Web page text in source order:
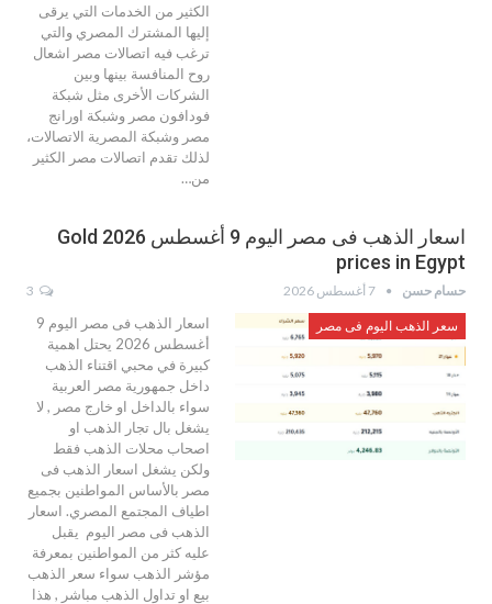
الكثير من الخدمات التي يرقى
إليها المشترك المصري والتي
ترغب فيه اتصالات مصر اشعال
روح المنافسة بينها وبين
الشركات الأخرى مثل شبكة
فودافون مصر وشبكة اورانج
مصر وشبكة المصرية الاتصالات،
لذلك تقدم اتصالات مصر الكثير
من…
اسعار الذهب فى مصر اليوم 9 أغسطس 2026 Gold
prices in Egypt
حسام حسن 7 أغسطس 2026
سعر الذهب اليوم فى مصر
اسعار الذهب فى مصر اليوم 9
أغسطس 2026 يحتل اهمية
كبيرة في محبي اقتناء الذهب
داخل جمهورية مصر العربية
سواء بالداخل او خارج مصر , لا
يشغل بال تجار الذهب او
اصحاب محلات الذهب فقط
ولكن يشغل اسعار الذهب فى
مصر بالأساس المواطنين بجميع
اطياف المجتمع المصري. اسعار
الذهب فى مصر اليوم يقبل
عليه كثر من المواطنين بمعرفة
مؤشر الذهب سواء سعر الذهب
بيع او تداول الذهب مباشر , هذا